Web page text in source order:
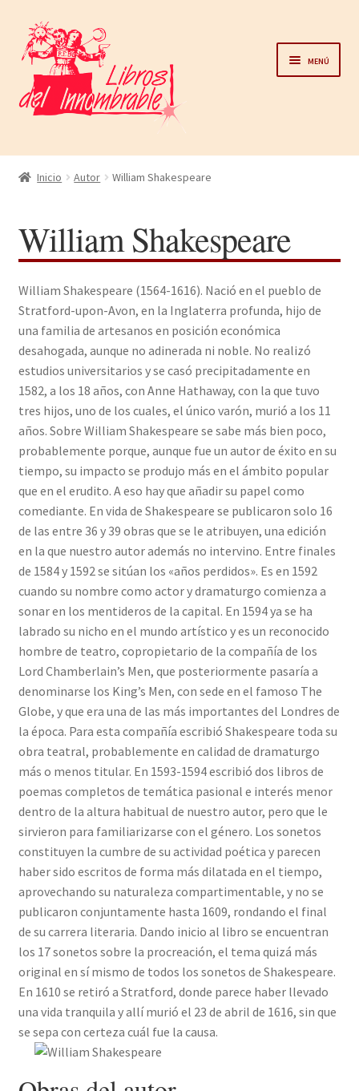
navegación
al
contenido
Menú
Home
Noticias
Autores
Sobre nosotros
Solicitar Pedido
Contacto
Inicio Autor William Shakespeare
William Shakespeare
William Shakespeare (1564-1616). Nació en el pueblo de
Stratford-upon-Avon, en la Inglaterra profunda, hijo de
una familia de artesanos en posición económica
desahogada, aunque no adinerada ni noble. No realizó
estudios universitarios y se casó precipitadamente en
1582, a los 18 años, con Anne Hathaway, con la que tuvo
tres hijos, uno de los cuales, el único varón, murió a los 11
años. Sobre William Shakespeare se sabe más bien poco,
probablemente porque, aunque fue un autor de éxito en su
tiempo, su impacto se produjo más en el ámbito popular
que en el erudito. A eso hay que añadir su papel como
comediante. En vida de Shakespeare se publicaron solo 16
de las entre 36 y 39 obras que se le atribuyen, una edición
en la que nuestro autor además no intervino. Entre finales
de 1584 y 1592 se sitúan los «años perdidos». Es en 1592
cuando su nombre como actor y dramaturgo comienza a
sonar en los mentideros de la capital. En 1594 ya se ha
labrado su nicho en el mundo artístico y es un reconocido
hombre de teatro, copropietario de la compañía de los
Lord Chamberlain’s Men, que posteriormente pasaría a
denominarse los King’s Men, con sede en el famoso The
Globe, y que era una de las más importantes del Londres de
la época. Para esta compañía escribió Shakespeare toda su
obra teatral, probablemente en calidad de dramaturgo
más o menos titular. En 1593-1594 escribió dos libros de
poemas completos de temática pasional e interés menor
dentro de la altura habitual de nuestro autor, pero que le
sirvieron para familiarizarse con el género. Los sonetos
constituyen la cumbre de su actividad poética y parecen
haber sido escritos de forma más dilatada en el tiempo,
aprovechando su naturaleza compartimentable, y no se
publicaron conjuntamente hasta 1609, rondando el final
de su carrera literaria. Dando inicio al libro se encuentran
los 17 sonetos sobre la procreación, el tema quizá más
original en sí mismo de todos los sonetos de Shakespeare.
En 1610 se retiró a Stratford, donde parece haber llevado
una vida tranquila y allí murió el 23 de abril de 1616, sin que
se sepa con certeza cuál fue la causa.